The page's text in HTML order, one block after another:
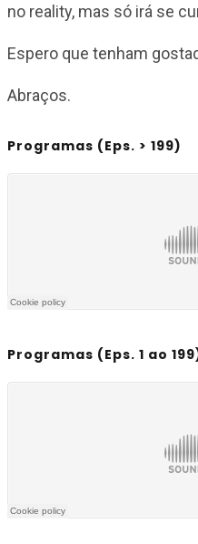
no reality, mas só irá se
Espero que tenham
Abraços.
Programas (Eps. > 199)
Programas (Eps. 1 ao